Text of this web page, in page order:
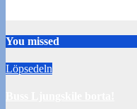
You missed
Löpsedeln